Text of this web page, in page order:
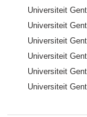
Universiteit
Universiteit
Universiteit
Universiteit
Universiteit
Universiteit